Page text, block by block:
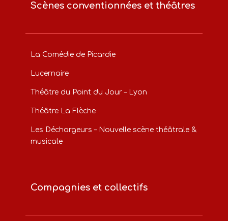
Scènes conventionnées et théâtres
La Comédie de Picardie
Lucernaire
Théâtre du Point du Jour – Lyon
Théâtre La Flèche
Les Déchargeurs – Nouvelle scène théâtrale &
musicale
Compagnies et collectifs